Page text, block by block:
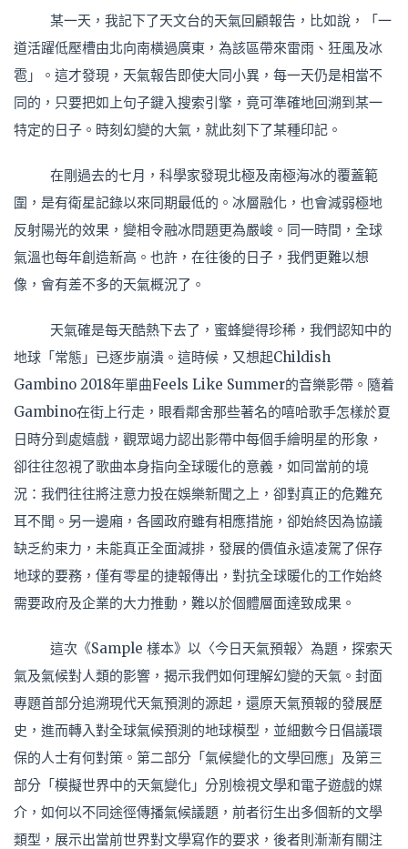
某一天，我記下了天文台的天氣回顧報告，比如說，「一
道活躍低壓槽由北向南橫過廣東，為該區帶來雷雨、狂風及冰
雹」。這才發現，天氣報告即使大同小異，每一天仍是相當不
同的，只要把如上句子鍵入搜索引擎，竟可準確地回溯到某一
特定的日子。時刻幻變的大氣，就此刻下了某種印記。
在剛過去的七月，科學家發現北極及南極海冰的覆蓋範
圍，是有衛星記錄以來同期最低的。冰層融化，也會減弱極地
反射陽光的效果，變相令融冰問題更為嚴峻。同一時間，全球
氣溫也每年創造新高。也許，在往後的日子，我們更難以想
像，會有差不多的天氣概況了。
天氣確是每天酷熱下去了，蜜蜂變得珍稀，我們認知中的
地球「常態」已逐步崩潰。這時候，又想起Childish
Gambino 2018年單曲Feels Like Summer的音樂影帶。隨着
Gambino在街上行走，眼看鄰舍那些著名的嘻哈歌手怎樣於夏
日時分到處嬉戲，觀眾竭力認出影帶中每個手繪明星的形象，
卻往往忽視了歌曲本身指向全球暖化的意義，如同當前的境
況：我們往往將注意力投在娛樂新聞之上，卻對真正的危難充
耳不聞。另一邊廂，各國政府雖有相應措施，卻始終因為協議
缺乏約束力，未能真正全面減排，發展的價值永遠凌駕了保存
地球的要務，僅有零星的捷報傳出，對抗全球暖化的工作始終
需要政府及企業的大力推動，難以於個體層面達致成果。
這次《Sample 樣本》以〈今日天氣預報〉為題，探索天
氣及氣候對人類的影響，揭示我們如何理解幻變的天氣。封面
專題首部分追溯現代天氣預測的源起，還原天氣預報的發展歷
史，進而轉入對全球氣候預測的地球模型，並細數今日倡議環
保的人士有何對策。第二部分「氣候變化的文學回應」及第三
部分「模擬世界中的天氣變化」分別檢視文學和電子遊戲的媒
介，如何以不同途徑傳播氣候議題，前者衍生出多個新的文學
類型，展示出當前世界對文學寫作的要求，後者則漸漸有關注